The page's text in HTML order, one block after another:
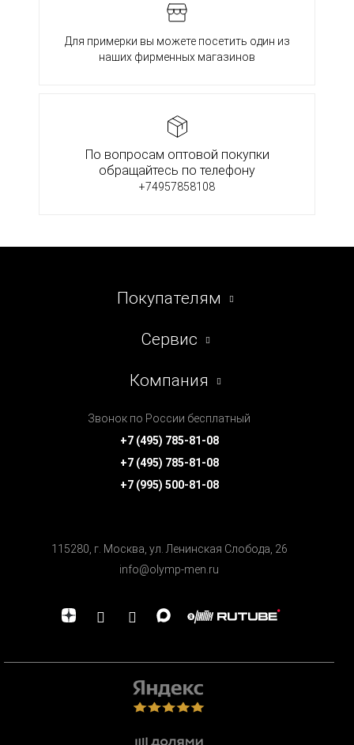
Для примерки вы можете посетить один из
наших фирменных магазинов
По вопросам оптовой покупки
обращайтесь по телефону
+74957858108
Покупателям
Сервис
Компания
Звонок по России бесплатный
+7 (495) 785-81-08
+7 (495) 785-81-08
+7 (995) 500-81-08
115280, г. Москва, ул. Ленинская Cлобода, 26
info@olymp-men.ru